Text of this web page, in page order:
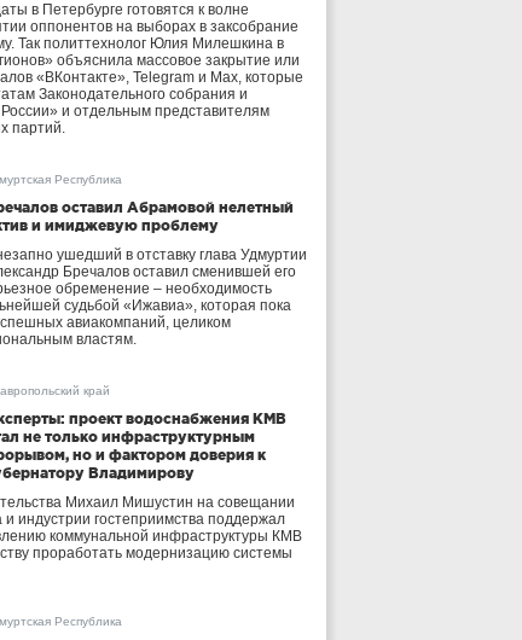
в Петербурге готовятся к волне
оппонентов на выборах в заксобрание
Так политтехнолог Юлия Милешкина в
объяснила массовое закрытие или
«ВКонтакте», Telegram и Max, которые
Законодательного собрания и
и отдельным представителям
партий.
Республика
оставил Абрамовой нелетный
и имиджевую проблему
ушедший в отставку глава Удмуртии
Бречалов оставил сменившей его
обременение – необходимость
судьбой «Ижавиа», которая пока
авиакомпаний, целиком
властям.
край
проект водоснабжения КМВ
не только инфраструктурным
но и фактором доверия к
Владимирову
Михаил Мишустин на совещании
индустрии гостеприимства поддержал
коммунальной инфраструктуры КМВ
проработать модернизацию системы
Республика